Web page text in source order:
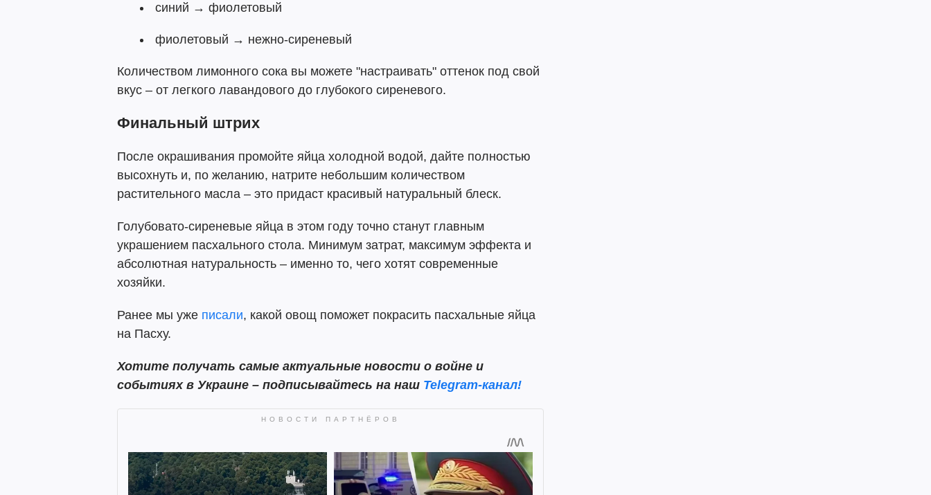
синий → фиолетовый
фиолетовый → нежно-сиреневый
Количеством лимонного сока вы можете "настраивать" оттенок под свой
вкус – от легкого лавандового до глубокого сиреневого.
Финальный штрих
После окрашивания промойте яйца холодной водой, дайте полностью
высохнуть и, по желанию, натрите небольшим количеством
растительного масла – это придаст красивый натуральный блеск.
Голубовато-сиреневые яйца в этом году точно станут главным
украшением пасхального стола. Минимум затрат, максимум эффекта и
абсолютная натуральность – именно то, чего хотят современные
хозяйки.
Ранее мы уже писали, какой овощ поможет покрасить пасхальные яйца
на Пасху.
Хотите получать самые актуальные новости о войне и
событиях в Украине – подписывайтесь на наш Telegram-канал!